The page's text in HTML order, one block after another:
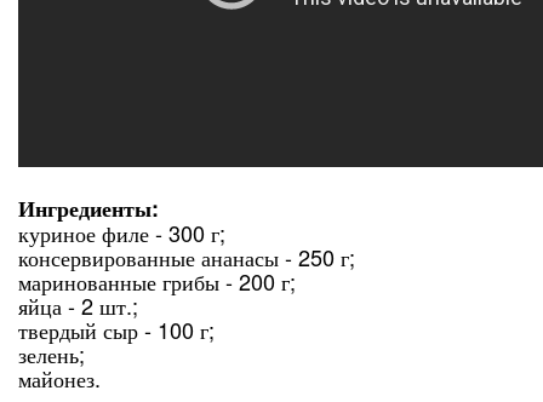
Ингредиенты:
куриное филе - 300 г;
консервированные ананасы - 250 г;
маринованные грибы - 200 г;
яйца - 2 шт.;
твердый сыр - 100 г;
зелень;
майонез.